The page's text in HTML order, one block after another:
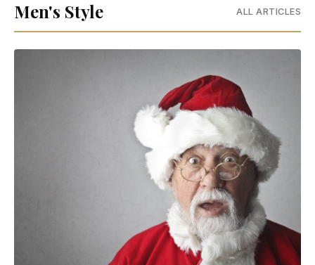
Men's Style ALL ARTICLES